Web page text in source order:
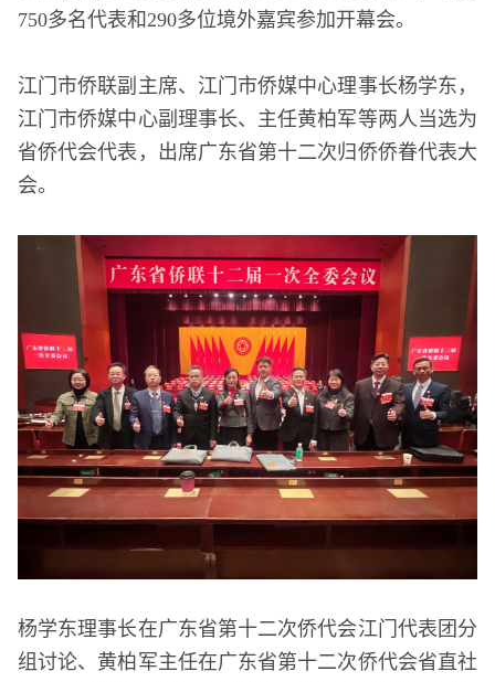
750多名代表和290多位境外嘉宾参加开幕会。
江门市侨联副主席、江门市侨媒中心理事长杨学东，
江门市侨媒中心副理事长、主任黄柏军等两人当选为
省侨代会代表，出席广东省第十二次归侨侨眷代表大
会。
杨学东理事长在广东省第十二次侨代会江门代表团分
组讨论、黄柏军主任在广东省第十二次侨代会省直社